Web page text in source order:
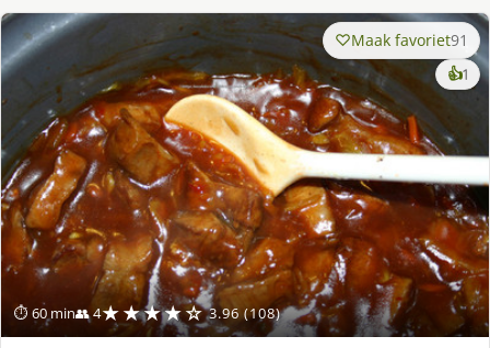
⏱ 60 min👥 4★★★★☆ 3.96 (108)
Maak favoriet91
👍1